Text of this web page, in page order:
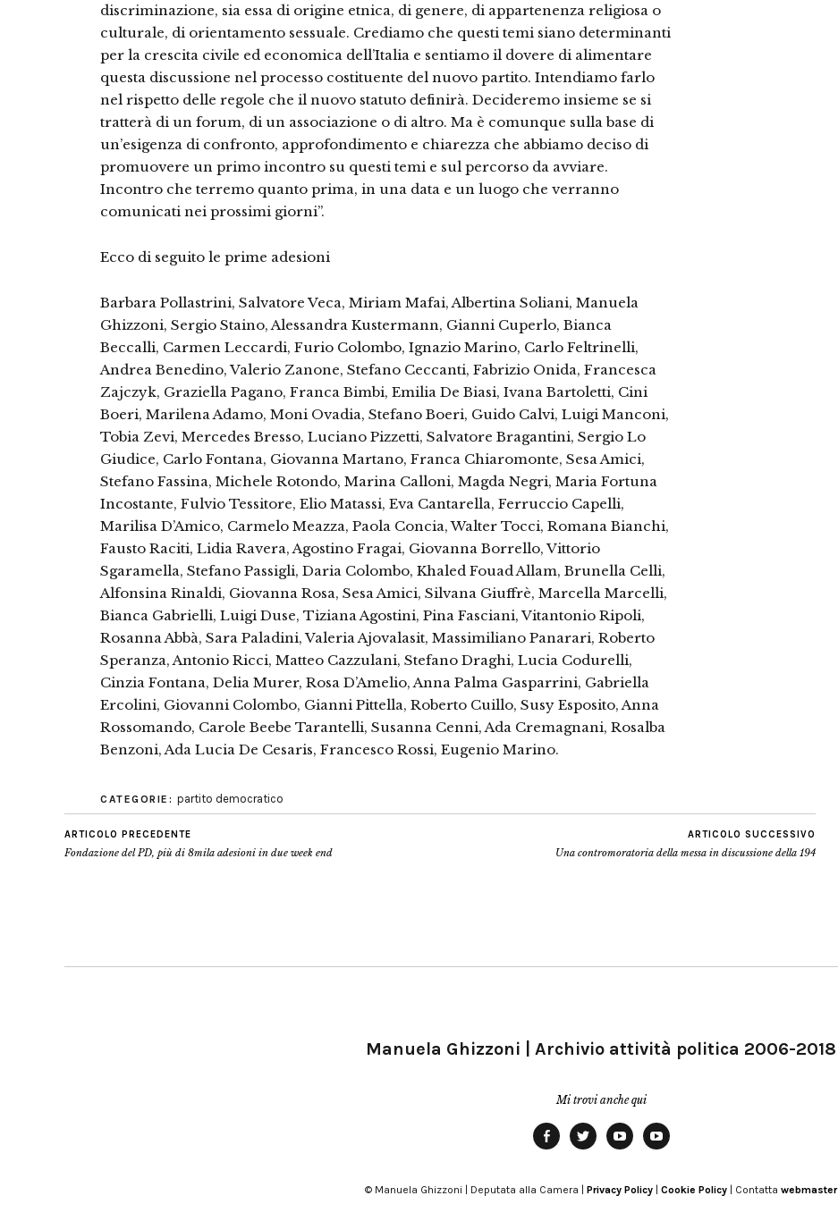
discriminazione, sia essa di origine etnica, di genere, di appartenenza religiosa o
culturale, di orientamento sessuale. Crediamo che questi temi siano determinanti
per la crescita civile ed economica dell’Italia e sentiamo il dovere di alimentare
questa discussione nel processo costituente del nuovo partito. Intendiamo farlo
nel rispetto delle regole che il nuovo statuto definirà. Decideremo insieme se si
tratterà di un forum, di un associazione o di altro. Ma è comunque sulla base di
un’esigenza di confronto, approfondimento e chiarezza che abbiamo deciso di
promuovere un primo incontro su questi temi e sul percorso da avviare.
Incontro che terremo quanto prima, in una data e un luogo che verranno
comunicati nei prossimi giorni”.
Ecco di seguito le prime adesioni
Barbara Pollastrini, Salvatore Veca, Miriam Mafai, Albertina Soliani, Manuela
Ghizzoni, Sergio Staino, Alessandra Kustermann, Gianni Cuperlo, Bianca
Beccalli, Carmen Leccardi, Furio Colombo, Ignazio Marino, Carlo Feltrinelli,
Andrea Benedino, Valerio Zanone, Stefano Ceccanti, Fabrizio Onida, Francesca
Zajczyk, Graziella Pagano, Franca Bimbi, Emilia De Biasi, Ivana Bartoletti, Cini
Boeri, Marilena Adamo, Moni Ovadia, Stefano Boeri, Guido Calvi, Luigi Manconi,
Tobia Zevi, Mercedes Bresso, Luciano Pizzetti, Salvatore Bragantini, Sergio Lo
Giudice, Carlo Fontana, Giovanna Martano, Franca Chiaromonte, Sesa Amici,
Stefano Fassina, Michele Rotondo, Marina Calloni, Magda Negri, Maria Fortuna
Incostante, Fulvio Tessitore, Elio Matassi, Eva Cantarella, Ferruccio Capelli,
Marilisa D’Amico, Carmelo Meazza, Paola Concia, Walter Tocci, Romana Bianchi,
Fausto Raciti, Lidia Ravera, Agostino Fragai, Giovanna Borrello, Vittorio
Sgaramella, Stefano Passigli, Daria Colombo, Khaled Fouad Allam, Brunella Celli,
Alfonsina Rinaldi, Giovanna Rosa, Sesa Amici, Silvana Giuffrè, Marcella Marcelli,
Bianca Gabrielli, Luigi Duse, Tiziana Agostini, Pina Fasciani, Vitantonio Ripoli,
Rosanna Abbà, Sara Paladini, Valeria Ajovalasit, Massimiliano Panarari, Roberto
Speranza, Antonio Ricci, Matteo Cazzulani, Stefano Draghi, Lucia Codurelli,
Cinzia Fontana, Delia Murer, Rosa D’Amelio, Anna Palma Gasparrini, Gabriella
Ercolini, Giovanni Colombo, Gianni Pittella, Roberto Cuillo, Susy Esposito, Anna
Rossomando, Carole Beebe Tarantelli, Susanna Cenni, Ada Cremagnani, Rosalba
Benzoni, Ada Lucia De Cesaris, Francesco Rossi, Eugenio Marino.
CATEGORIE: partito democratico
ARTICOLO PRECEDENTE
Fondazione del PD, più di 8mila adesioni in due week end
ARTICOLO SUCCESSIVO
Una contromoratoria della messa in discussione della 194
Manuela Ghizzoni | Archivio attività politica 2006-2018
Mi trovi anche qui
Modena
© Manuela Ghizzoni | Deputata alla Camera | Privacy Policy Cookie Policy | Contatta webmaster